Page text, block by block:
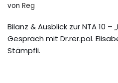
von Reg
Bilanz & Ausblick zur NTA 10 –
Gespräch mit Dr.rer.pol.
Stämpfli.